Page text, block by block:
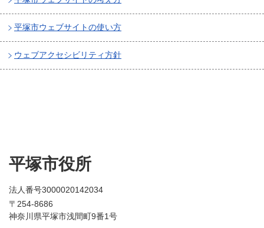
平塚市ウェブサイトの使い方
ウェブアクセシビリティ方針
平塚市役所
法人番号3000020142034
〒254-8686
神奈川県平塚市浅間町9番1号